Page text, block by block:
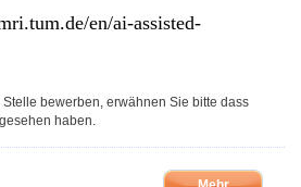
en/ai-assisted-
bewerben, erwähnen Sie bitte dass
haben.